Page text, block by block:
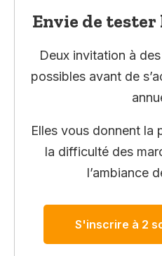
Envie de tester
Deux invitation à
possibles avant de
Elles vous donnent la
la difficulté des
l’ambiance
S'inscrire à 2